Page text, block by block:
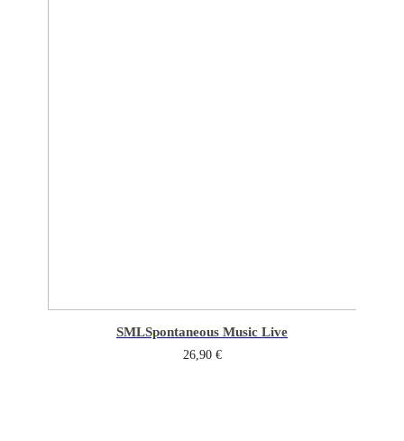
SMLSpontaneous Music Live
26,90 €